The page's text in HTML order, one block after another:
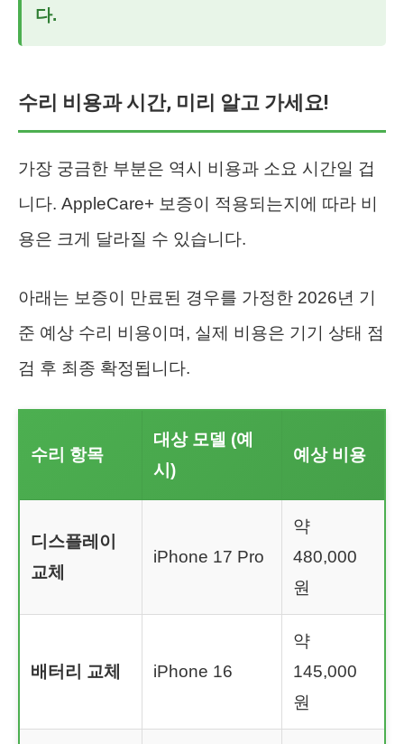
다.
수리 비용과 시간, 미리 알고 가세요!
가장 궁금한 부분은 역시 비용과 소요 시간일 겁
니다. AppleCare+ 보증이 적용되는지에 따라 비
용은 크게 달라질 수 있습니다.
아래는 보증이 만료된 경우를 가정한 2026년 기
준 예상 수리 비용이며, 실제 비용은 기기 상태 점
검 후 최종 확정됩니다.
수리 항목
대상 모델 (예
시)
예상 비용
디스플레이
교체
iPhone 17 Pro
약
480,000
원
배터리 교체 iPhone 16
약
145,000
원